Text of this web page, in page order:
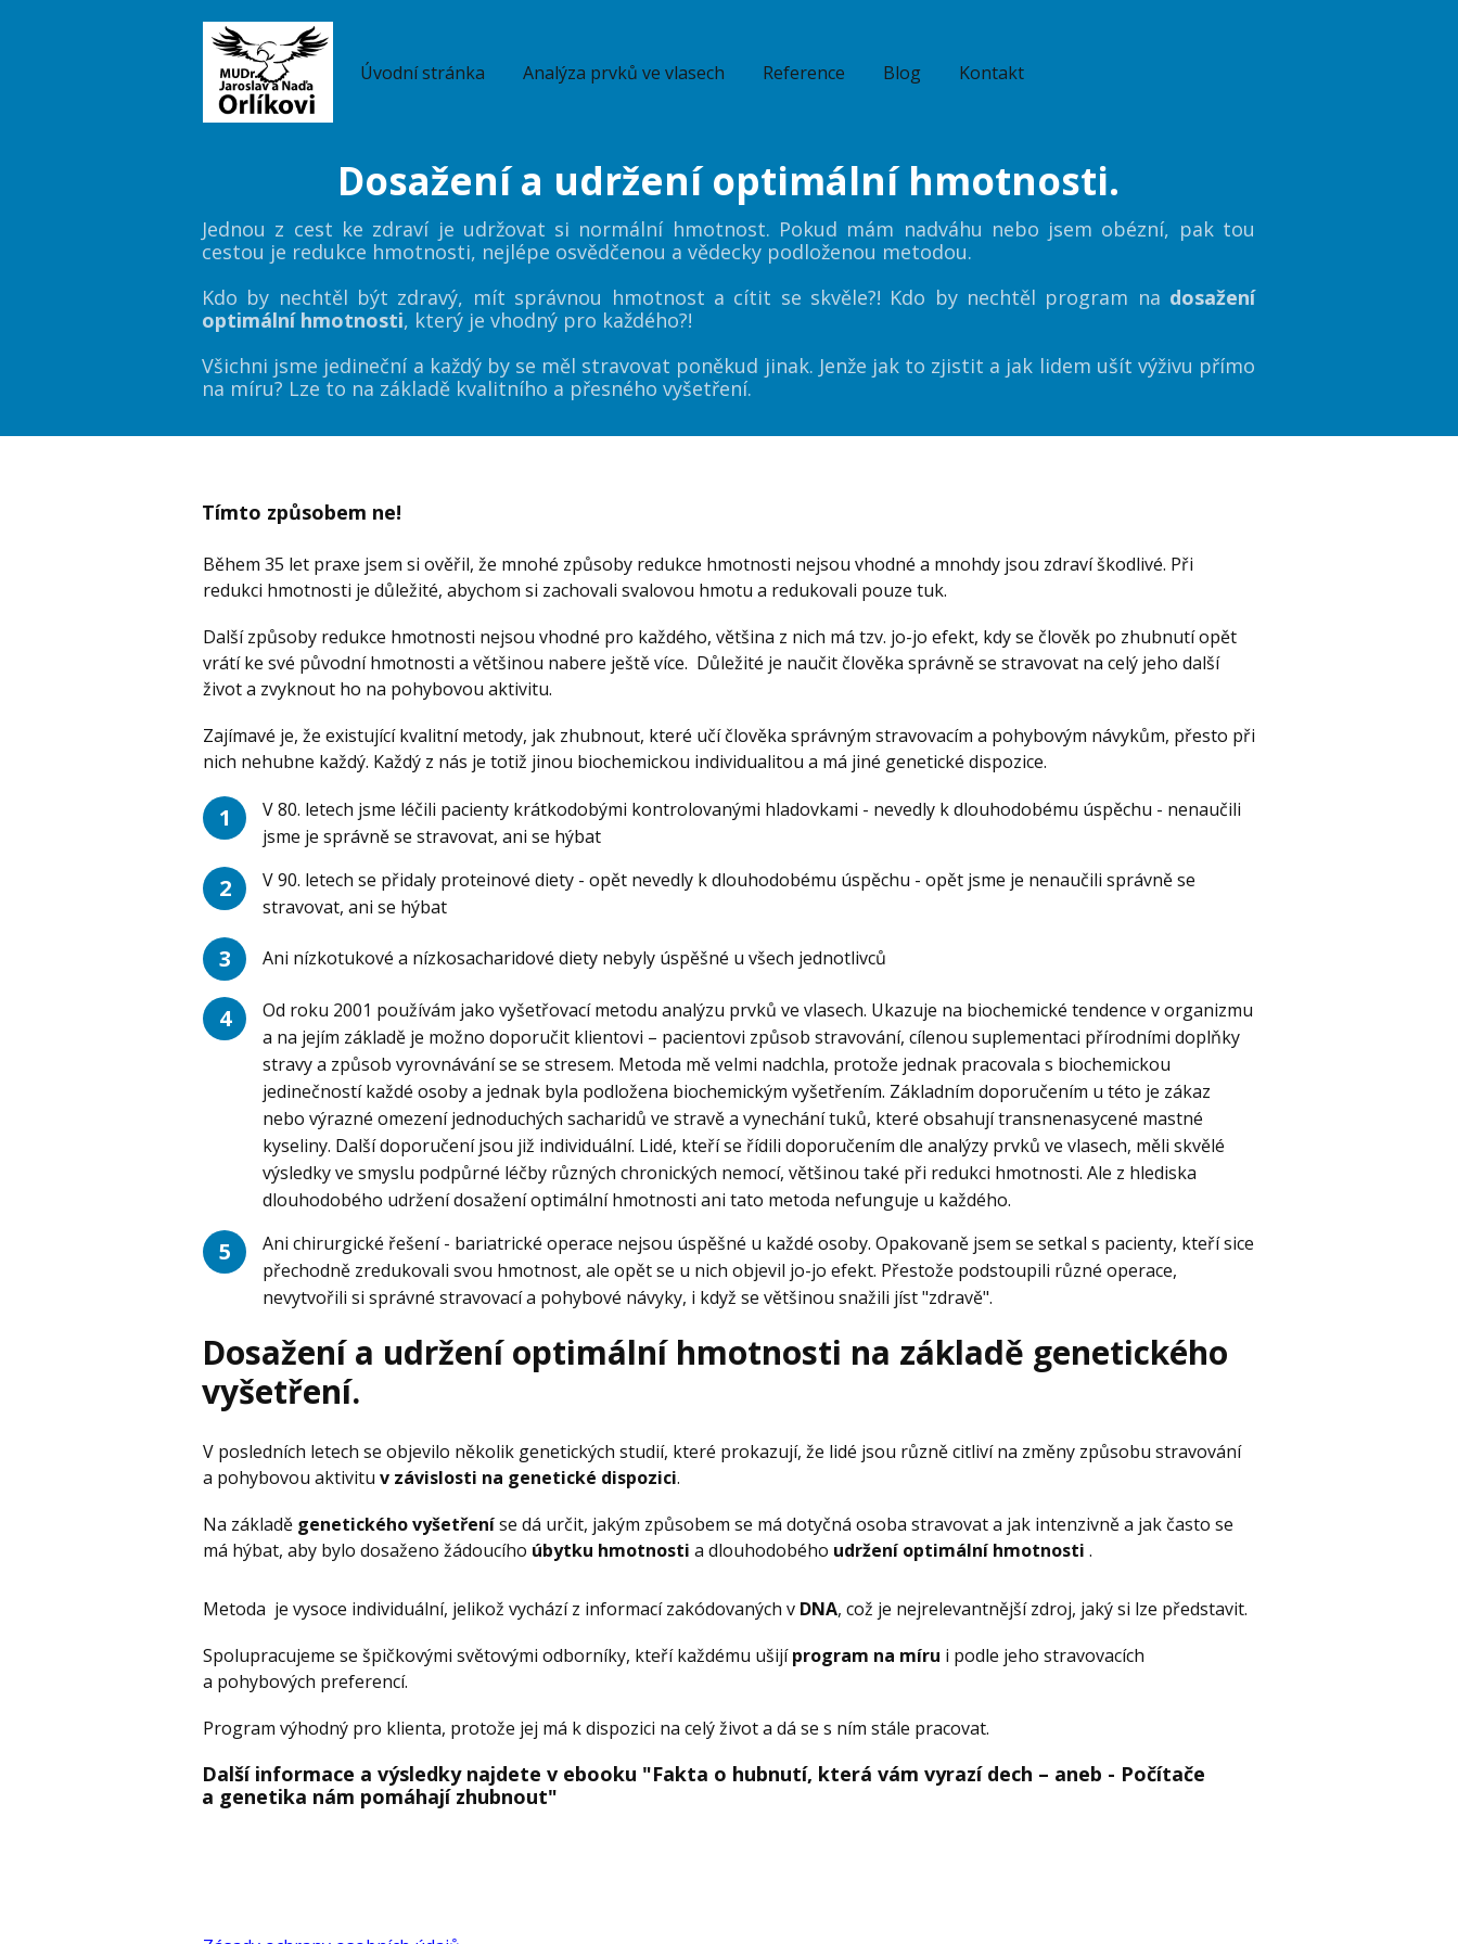
Úvodní stránka Analýza prvků ve vlasech Reference Blog Kontakt
Dosažení a udržení optimální hmotnosti.
Jednou z cest ke zdraví je udržovat si normální hmotnost. Pokud mám nadváhu nebo jsem obézní, pak tou
cestou je redukce hmotnosti, nejlépe osvědčenou a vědecky podloženou metodou.
Kdo by nechtěl být zdravý, mít správnou hmotnost a cítit se skvěle?! Kdo by nechtěl program na dosažení
optimální hmotnosti, který je vhodný pro každého?!
Všichni jsme jedineční a každý by se měl stravovat poněkud jinak. Jenže jak to zjistit a jak lidem ušít výživu přímo
na míru? Lze to na základě kvalitního a přesného vyšetření.
Tímto způsobem ne!
Během 35 let praxe jsem si ověřil, že mnohé způsoby redukce hmotnosti nejsou vhodné a mnohdy jsou zdraví škodlivé. Při
redukci hmotnosti je důležité, abychom si zachovali svalovou hmotu a redukovali pouze tuk.
Další způsoby redukce hmotnosti nejsou vhodné pro každého, většina z nich má tzv. jo-jo efekt, kdy se člověk po zhubnutí opět
vrátí ke své původní hmotnosti a většinou nabere ještě více. Důležité je naučit člověka správně se stravovat na celý jeho další
život a zvyknout ho na pohybovou aktivitu.
Zajímavé je, že existující kvalitní metody, jak zhubnout, které učí člověka správným stravovacím a pohybovým návykům, přesto při
nich nehubne každý. Každý z nás je totiž jinou biochemickou individualitou a má jiné genetické dispozice.
1
V 80. letech jsme léčili pacienty krátkodobými kontrolovanými hladovkami - nevedly k dlouhodobému úspěchu - nenaučili
jsme je správně se stravovat, ani se hýbat
2
V 90. letech se přidaly proteinové diety - opět nevedly k dlouhodobému úspěchu - opět jsme je nenaučili správně se
stravovat, ani se hýbat
3 Ani nízkotukové a nízkosacharidové diety nebyly úspěšné u všech jednotlivců
4
Od roku 2001 používám jako vyšetřovací metodu analýzu prvků ve vlasech. Ukazuje na biochemické tendence v organizmu
a na jejím základě je možno doporučit klientovi – pacientovi způsob stravování, cílenou suplementaci přírodními doplňky
stravy a způsob vyrovnávání se se stresem. Metoda mě velmi nadchla, protože jednak pracovala s biochemickou
jedinečností každé osoby a jednak byla podložena biochemickým vyšetřením. Základním doporučením u této je zákaz
nebo výrazné omezení jednoduchých sacharidů ve stravě a vynechání tuků, které obsahují transnenasycené mastné
kyseliny. Další doporučení jsou již individuální. Lidé, kteří se řídili doporučením dle analýzy prvků ve vlasech, měli skvělé
výsledky ve smyslu podpůrné léčby různých chronických nemocí, většinou také při redukci hmotnosti. Ale z hlediska
dlouhodobého udržení dosažení optimální hmotnosti ani tato metoda nefunguje u každého.
5
Ani chirurgické řešení - bariatrické operace nejsou úspěšné u každé osoby. Opakovaně jsem se setkal s pacienty, kteří sice
přechodně zredukovali svou hmotnost, ale opět se u nich objevil jo-jo efekt. Přestože podstoupili různé operace,
nevytvořili si správné stravovací a pohybové návyky, i když se většinou snažili jíst "zdravě".
Dosažení a udržení optimální hmotnosti na základě genetického
vyšetření.
V posledních letech se objevilo několik genetických studií, které prokazují, že lidé jsou různě citliví na změny způsobu stravování
a pohybovou aktivitu v závislosti na genetické dispozici.
Na základě genetického vyšetřeníse dá určit, jakým způsobem se má dotyčná osoba stravovat a jak intenzivně a jak často se
má hýbat, aby bylo dosaženo žádoucího úbytku hmotnosti a dlouhodobého udržení optimální hmotnosti .
Metoda je vysoce individuální, jelikož vychází z informací zakódovaných v DNA, což je nejrelevantnější zdroj, jaký si lze představit.
Spolupracujeme se špičkovými světovými odborníky, kteří každému ušijíprogram na míru i podle jeho stravovacích
a pohybových preferencí.
Program výhodný pro klienta, protože jej má k dispozici na celý život a dá se s ním stále pracovat.
Další informace a výsledky najdete v ebooku "Fakta o hubnutí, která vám vyrazí dech – aneb - Počítače
a genetika nám pomáhají zhubnout"